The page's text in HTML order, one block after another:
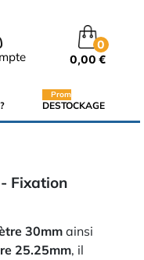
0
0,00 €
DESTOCKAGE
Promo
Fixation
30mm ainsi
25.25mm, il